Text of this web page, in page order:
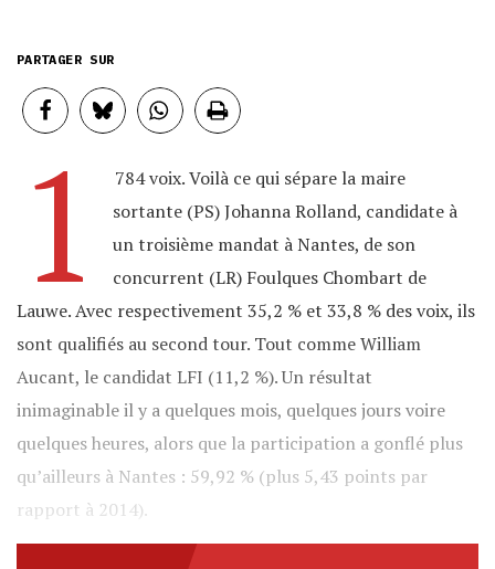
1
784 voix. Voilà ce qui sépare la maire
sortante (PS) Johanna Rolland, candidate à
un troisième mandat à Nantes, de son
concurrent (LR) Foulques Chombart de
Lauwe. Avec respectivement 35,2 % et 33,8 % des voix, ils
sont qualifiés au second tour. Tout comme William
Aucant, le candidat LFI (11,2 %). Un résultat
inimaginable il y a quelques mois, quelques jours voire
quelques heures, alors que la participation a gonflé plus
qu’ailleurs à Nantes : 59,92 % (plus 5,43 points par
rapport à 2014).
PARTAGER SUR